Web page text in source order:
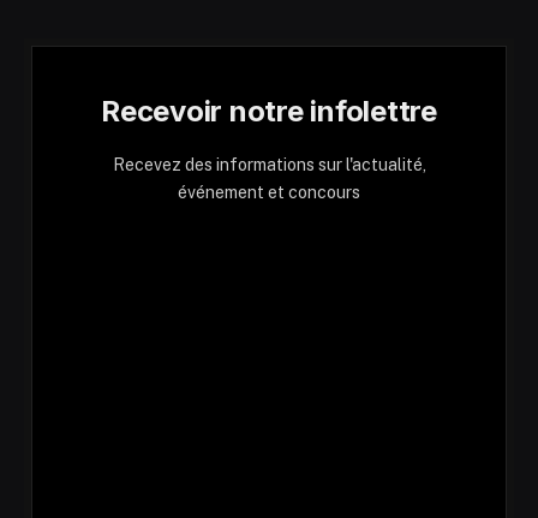
Recevoir notre infolettre
Recevez des informations sur l'actualité,
événement et concours